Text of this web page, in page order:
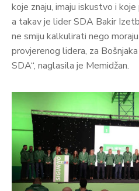
koje znaju, imaju iskustvo i
a takav je lider SDA Bakir
ne smiju kalkulirati nego
provjerenog lidera, za
SDA“, naglasila je Memidžan.